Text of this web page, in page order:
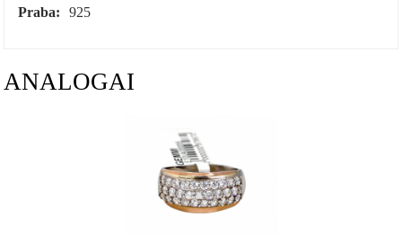
Praba: 925
ANALOGAI